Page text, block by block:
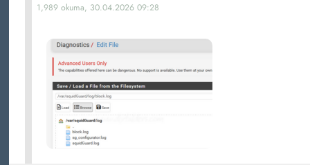
1,989 okuma, 30.04.2026 09:28